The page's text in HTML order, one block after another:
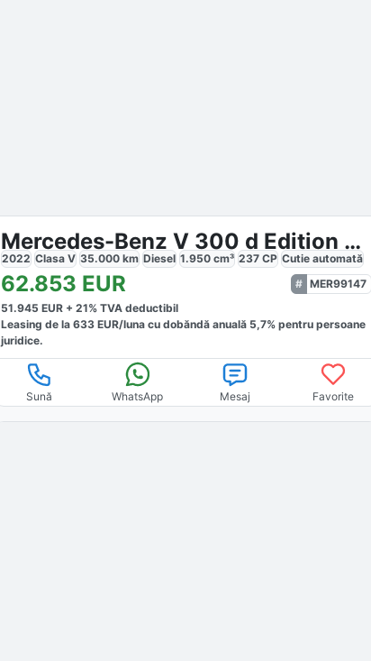
Mercedes-Benz V 300 d Edition kompakt Kamera Navi AHK2,5t 9G
2022 Clasa V 35.000 km Diesel 1.950 cm³ 237 CP Cutieautomată
62.853 EUR
MER99147
51.945 EUR +21% TVA deductibil
Leasing de la633 EUR/luna cu dobăndă anuală 5,7% pentru persoane
juridice.
Sună WhatsApp Mesaj Favorite